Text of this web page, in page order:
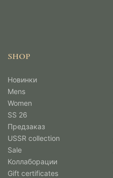
SHOP
Новинки
Mens
Women
SS 26
Предзаказ
USSR collection
Sale
Коллаборации
Gift certificates